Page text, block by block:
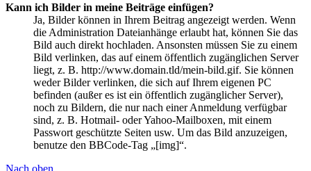
Kann ich Bilder in meine Beiträge einfügen?
Ja, Bilder können in Ihrem Beitrag angezeigt werden. Wenn
die Administration Dateianhänge erlaubt hat, können Sie das
Bild auch direkt hochladen. Ansonsten müssen Sie zu einem
Bild verlinken, das auf einem öffentlich zugänglichen Server
liegt, z. B. http://www.domain.tld/mein-bild.gif. Sie können
weder Bilder verlinken, die sich auf Ihrem eigenen PC
befinden (außer es ist ein öffentlich zugänglicher Server),
noch zu Bildern, die nur nach einer Anmeldung verfügbar
sind, z. B. Hotmail- oder Yahoo-Mailboxen, mit einem
Passwort geschützte Seiten usw. Um das Bild anzuzeigen,
benutze den BBCode-Tag „[img]“.
Nach oben